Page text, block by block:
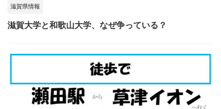
滋賀県情報
滋賀大学と和歌山大学、なぜ争っている？